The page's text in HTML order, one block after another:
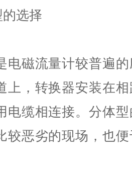
选择
磁流量计较普遍的
上，转换器安装在
电缆相连接。分体
较恶劣的现场，也